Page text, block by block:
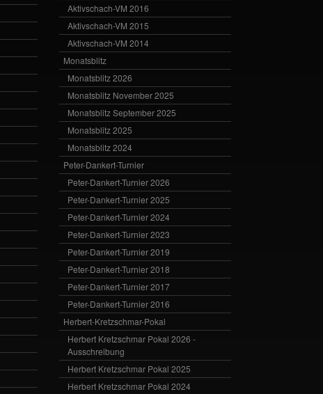
Aktivschach-VM 2016
Aktivschach-VM 2015
Aktivschach-VM 2014
Monatsblitz
Monatsblitz 2026
Monatsblitz November 2025
Monatsblitz September 2025
Monatsblitz 2025
Monatsblitz 2024
Peter-Dankert-Turnier
Peter-Dankert-Turnier 2026
Peter-Dankert-Turnier 2025
Peter-Dankert-Turnier 2024
Peter-Dankert-Turnier 2023
Peter-Dankert-Turnier 2019
Peter-Dankert-Turnier 2018
Peter-Dankert-Turnier 2017
Peter-Dankert-Turnier 2016
Herbert-Kretzschmar-Pokal
Herbert Kretzschmar Pokal 2026 -
Ausschreibung
Herbert Kretzschmar Pokal 2025
Herbert Kretzschmar Pokal 2024